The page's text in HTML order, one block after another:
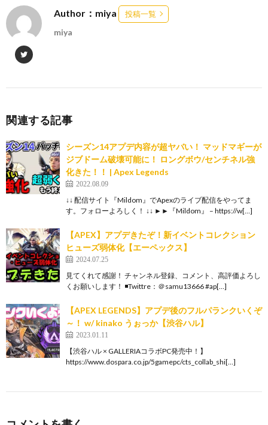
Author：miya 投稿一覧
miya
関連する記事
シーズン14アプデ内容が超ヤバい！ マッドマギーが
ジブドーム破壊可能に！ ロングボウ/センチネル強
化きた！！ | Apex Legends
2022.08.09
↓↓ 配信サイト『Mildom』でApexのライブ配信をやってま
す。フォローよろしく！ ↓↓ ►►『Mildom』 – https://w[…]
【APEX】アプデきたぞ！新イベントコレクション
ヒューズ弱体化【エーペックス】
2024.07.25
見てくれて感謝！ チャンネル登録、コメント、高評価よろし
くお願いします！ ◾️Twittre：＠samu13666 #ap[…]
【APEX LEGENDS】アプデ後のフルパランクいくぞ
～！ w/ kinako うぉっか【渋谷ハル】
2023.01.11
【渋谷ハル × GALLERIAコラボPC発売中！】
https://www.dospara.co.jp/5gamepc/cts_collab_shi[…]